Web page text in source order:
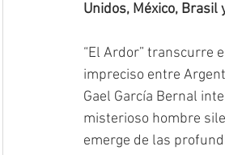
Unidos, México, Brasil
“El Ardor” transcurre
impreciso entre
Gael García Bernal
misterioso hombre
emerge de las